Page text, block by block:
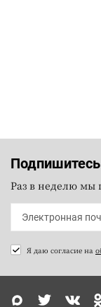
Раз в неделю мы
Я даю согласие на